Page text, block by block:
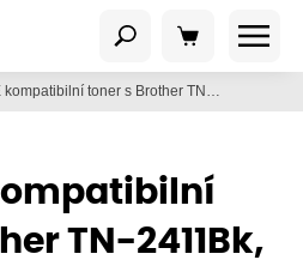
PRINTLINE kompatibilní toner s Brother TN-2411Bk, black
TN-2411Bk,